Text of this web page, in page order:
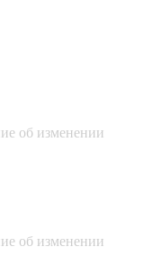
об изменении
об изменении